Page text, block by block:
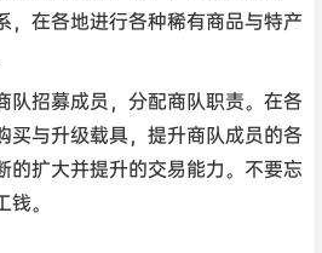
，在各地进行各种稀有商品与特产
队招募成员，分配商队职责。在各
买与升级载具，提升商队成员的各
的扩大并提升的交易能力。不要忘
。